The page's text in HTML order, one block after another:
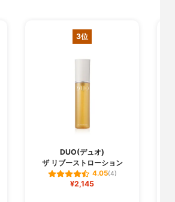
3位
DUO(デュオ)
ザ リブーストローション
4.05(4)
¥2,145